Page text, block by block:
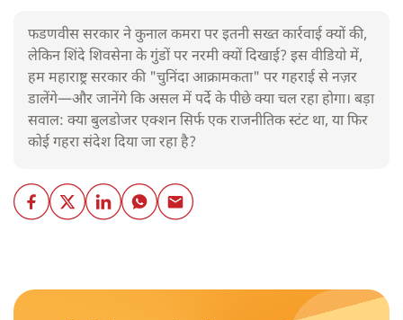
फडणवीस सरकार ने कुनाल कमरा पर इतनी सख्त कार्रवाई क्यों की,
लेकिन शिंदे शिवसेना के गुंडों पर नरमी क्यों दिखाई? इस वीडियो में,
हम महाराष्ट्र सरकार की "चुनिंदा आक्रामकता" पर गहराई से नज़र
डालेंगे—और जानेंगे कि असल में पर्दे के पीछे क्या चल रहा होगा। बड़ा
सवाल: क्या बुलडोजर एक्शन सिर्फ एक राजनीतिक स्टंट था, या फिर
कोई गहरा संदेश दिया जा रहा है?